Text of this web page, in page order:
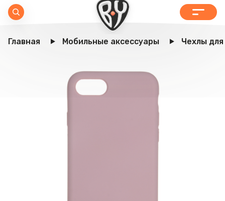
Главная Мобильные аксессуары Чехлы